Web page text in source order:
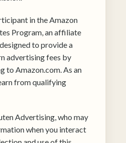
in the Amazon
Program, an affiliate
to provide a
advertising fees by
to Amazon.com. As an
from qualifying
Advertising, who may
when you interact